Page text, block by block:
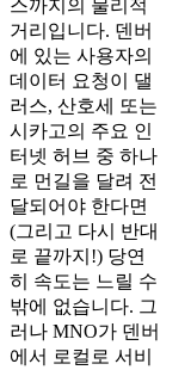
스까지의 물리적
거리입니다. 덴버
에 있는 사용자의
데이터 요청이 댈
러스, 산호세 또는
시카고의 주요 인
터넷 허브 중 하나
로 먼길을 달려 전
달되어야 한다면
(그리고 다시 반대
로 끝까지!) 당연
히 속도는 느릴 수
밖에 없습니다. 그
러나 MNO가 덴버
에서 로컬로 서비